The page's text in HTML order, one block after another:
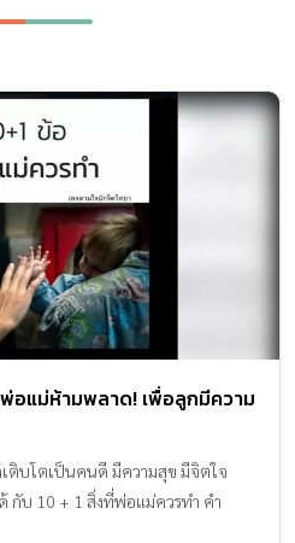
อแม่ห้ามพลาด! เพื่อลูกมีความ
ติบโตเป็นคนดี มีความสุข มีจิตใจ
กับ 10 + 1 สิ่งที่พ่อแม่ควรทำ คำ